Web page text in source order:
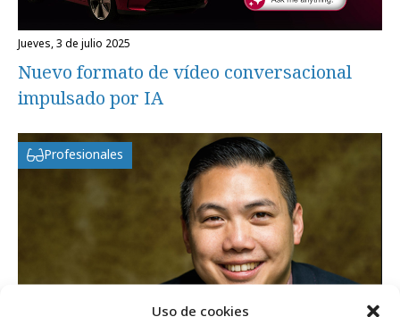
Uso de cookies
jueves, 3 de julio 2025
Nuevo formato de vídeo conversacional
impulsado por IA
Profesionales